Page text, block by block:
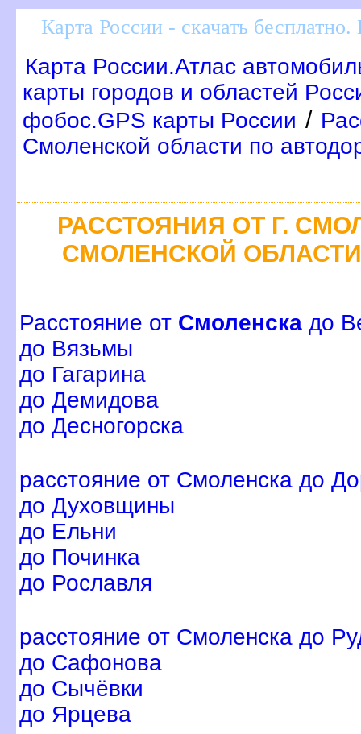
Карта России - скачать
Карта России.Атлас
карты городов и областей
фобос.GPS карты России /
Смоленской области по
РАССТОЯНИЯ ОТ Г.
СМОЛЕНСКОЙ
Расстояние от Смоленска до
до Вязьмы
до Гагарина
до Демидова
до Десногорска
расстояние от Смоленска до
до Духовщины
до Ельни
до Починка
до Рославля
расстояние от Смоленска до
до Сафонова
до Сычёвки
до Ярцева